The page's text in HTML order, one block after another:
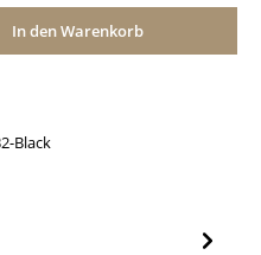
den gewünschten
In den Warenkorb
Black